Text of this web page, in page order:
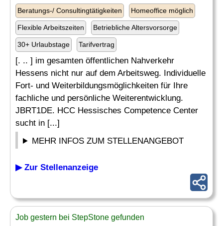
Beratungs-/ Consultingtätigkeiten Homeoffice möglich
Flexible Arbeitszeiten Betriebliche Altersvorsorge
30+ Urlaubstage Tarifvertrag
[. .. ] im gesamten öffentlichen Nahverkehr
Hessens nicht nur auf dem Arbeitsweg. Individuelle
Fort- und Weiterbildungsmöglichkeiten für Ihre
fachliche und persönliche Weiterentwicklung.
JBRT1DE. HCC Hessisches Competence Center
sucht in [...]
MEHR INFOS ZUM STELLENANGEBOT
▶ Zur Stellenanzeige
Job gestern bei StepStone gefunden